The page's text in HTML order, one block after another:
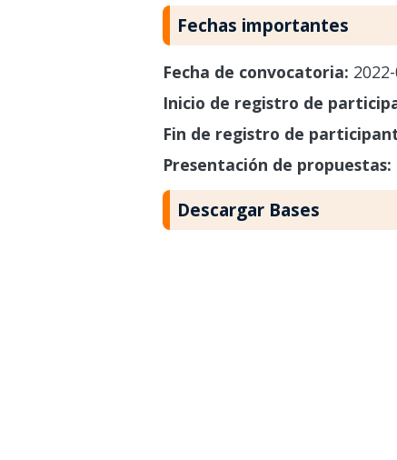
Fechas importantes
Fecha de convocatoria:
Inicio de registro de
Fin de registro de
Presentación de propuestas:
Descargar Bases